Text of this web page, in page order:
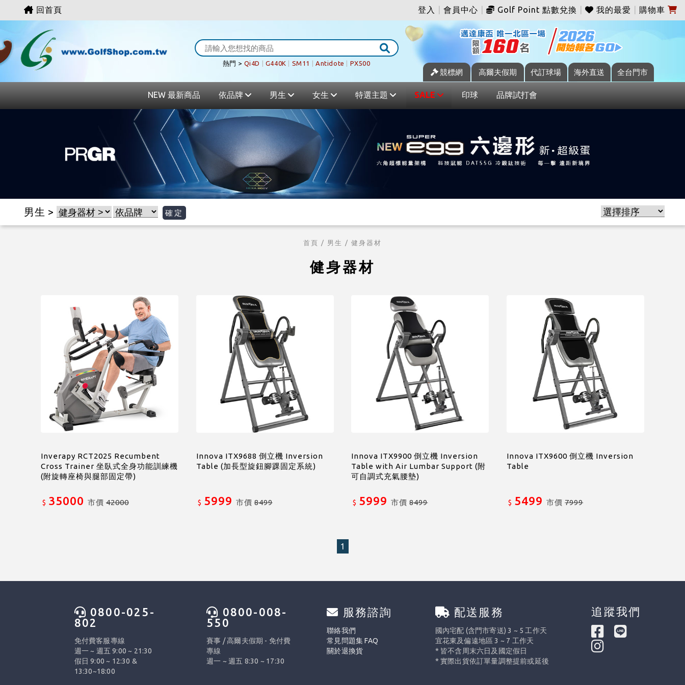
回首頁 登入 會員中心 Golf Point 點數兌換 我的最愛 購物車
熱門 > Qi4D G440K SM11 Antidote PX500
競標網 高爾夫假期 代訂球場 海外直送 全台門市
NEW 最新商品 依品牌 男生 女生 特選主題 SALE 印球 品牌試打會
男生 > 確定
首頁 / 男生 / 健身器材
健身器材
Inverapy RCT2025 Recumbent
Cross Trainer 坐臥式全身功能訓練機
(附旋轉座椅與腿部固定帶)
$ 35000 市價42000
Innova ITX9688 倒立機 Inversion
Table (加長型旋鈕腳踝固定系統)
$ 5999 市價8499
Innova ITX9900 倒立機 Inversion
Table with Air Lumbar Support (附
可自調式充氣腰墊)
$ 5999 市價8499
Innova ITX9600 倒立機 Inversion
Table
$ 5499 市價7999
1
0800-025-
802
免付費客服專線
週一 ~ 週五 9:00 ~ 21:30
假日 9:00 ~ 12:30 &
13:30~18:00
0800-008-
550
賽事 / 高爾夫假期 - 免付費
專線
週一 ~ 週五 8:30 ~ 17:30
服務諮詢
聯絡我們
常見問題集 FAQ
關於退換貨
配送服務
國內宅配 (含門市寄送) 3 ~ 5 工作天
宜花東及偏遠地區 3 ~ 7 工作天
* 皆不含周末六日及國定假日
* 實際出貨依訂單量調整提前或延後
追蹤我們